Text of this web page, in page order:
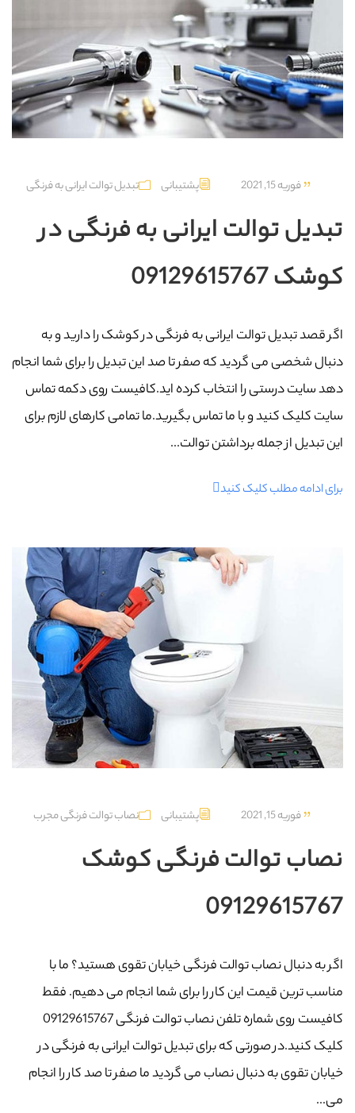
فوریه 15, 2021 پشتیبانی تبدیل توالت ایرانی به فرنگی
تبدیل توالت ایرانی به فرنگی در
کوشک 09129615767
اگر قصد تبدیل توالت ایرانی به فرنگی در کوشک را دارید و به
دنبال شخصی می گردید که صفر تا صد این تبدیل را برای شما انجام
دهد سایت درستی را انتخاب کرده اید.کافیست روی دکمه تماس
سایت کلیک کنید و با ما تماس بگیرید.ما تمامی کارهای لازم برای
این تبدیل از جمله برداشتن توالت...
برای ادامه مطلب کلیک کنید
فوریه 15, 2021 پشتیبانی نصاب توالت فرنگی مجرب
نصاب توالت فرنگی کوشک
09129615767
اگر به دنبال نصاب توالت فرنگی خیابان تقوی هستید؟ ما با
مناسب ترین قیمت این کار را برای شما انجام می دهیم. فقط
کافیست روی شماره تلفن نصاب توالت فرنگی 09129615767
کلیک کنید.در صورتی که برای تبدیل توالت ایرانی به فرنگی در
خیابان تقوی به دنبال نصاب می گردید ما صفر تا صد کار را انجام
می...